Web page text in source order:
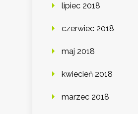
lipiec 2018
czerwiec 2018
maj 2018
kwiecień 2018
marzec 2018